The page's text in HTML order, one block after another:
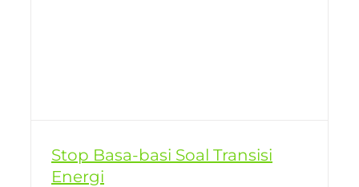
Stop Basa-basi Soal Transisi
Energi